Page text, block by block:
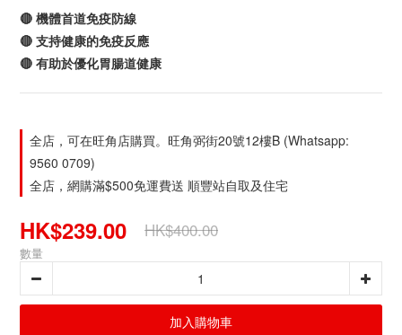
🔴 機體首道免疫防線
🔴 支持健康的免疫反應
🔴 有助於優化胃腸道健康
全店，可在旺角店購買。旺角弼街20號12樓B (Whatsapp:
9560 0709)
全店，網購滿$500免運費送 順豐站自取及住宅
HK$239.00 HK$400.00
數量
加入購物車